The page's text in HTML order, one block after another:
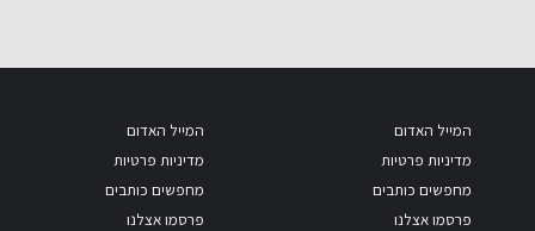
המייל האדום
מדיניות פרטיות
מחפשים כותבים
פרסמו אצלנו
המייל האדום
מדיניות פרטיות
מחפשים כותבים
פרסמו אצלנו